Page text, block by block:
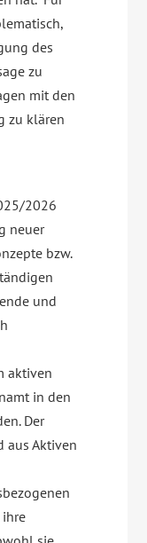
des
zu
mit den
zu klären
2026
neuer
bzw.
und
aktiven
in den
Der
aus Aktiven